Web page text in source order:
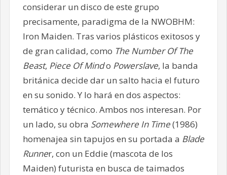
considerar un disco de este grupo
precisamente, paradigma de la NWOBHM:
Iron Maiden. Tras varios plásticos exitosos y
de gran calidad, como The Number Of The
Beast, Piece Of Mindo Powerslave, la banda
británica decide dar un salto hacia el futuro
en su sonido. Y lo hará en dos aspectos:
temático y técnico. Ambos nos interesan. Por
un lado, su obra Somewhere In Time(1986)
homenajea sin tapujos en su portada a Blade
Runner, con un Eddie (mascota de los
Maiden) futurista en busca de taimados